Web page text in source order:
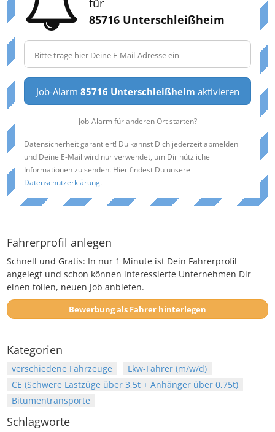
85716 Unterschleißheim
Job-Alarm 85716 Unterschleißheim aktivieren
Job-Alarm für anderen Ort starten?
Datensicherheit garantiert! Du kannst Dich jederzeit abmelden
und Deine E-Mail wird nur verwendet, um Dir nützliche
Informationen zu senden. Hier findest Du unsere
Datenschutzerklärung.
Fahrerprofil anlegen
Schnell und Gratis: In nur 1 Minute ist Dein Fahrerprofil
angelegt und schon können interessierte Unternehmen Dir
einen tollen, neuen Job anbieten.
Bewerbung als Fahrer hinterlegen
Kategorien
verschiedene Fahrzeuge
Lkw-Fahrer (m/w/d)
CE (Schwere Lastzüge über 3,5t + Anhänger über 0,75t)
Bitumentransporte
Schlagworte